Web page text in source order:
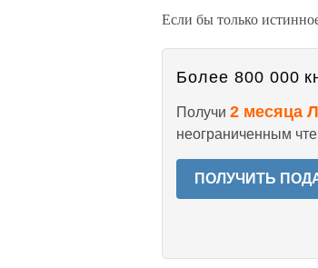
Если бы только
Более 800 000
Получи 2 месяца
неограниченным
ПОЛУЧИТЬ